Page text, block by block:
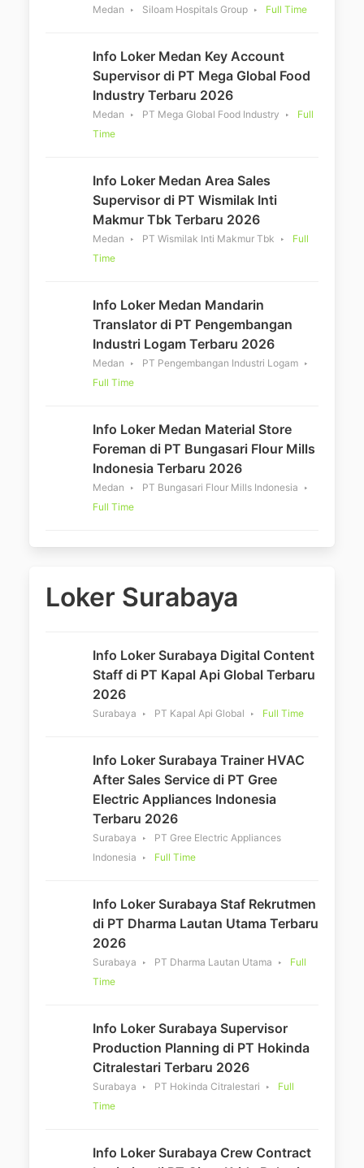
Medan Siloam Hospitals Group Full Time
Info Loker Medan Key Account
Supervisor di PT Mega Global Food
Industry Terbaru 2026
Medan PT Mega Global Food Industry
Full
Time
Info Loker Medan Area Sales
Supervisor di PT Wismilak Inti
Makmur Tbk Terbaru 2026
Medan PT Wismilak Inti Makmur Tbk
Full
Time
Info Loker Medan Mandarin
Translator di PT Pengembangan
Industri Logam Terbaru 2026
Medan
PT Pengembangan Industri Logam
Full Time
Info Loker Medan Material Store
Foreman di PT Bungasari Flour Mills
Indonesia Terbaru 2026
Medan
PT Bungasari Flour Mills Indonesia
Full Time
Loker Surabaya
Info Loker Surabaya Digital Content
Staff di PT Kapal Api Global Terbaru
2026
Surabaya PT Kapal Api Global Full Time
Info Loker Surabaya Trainer HVAC
After Sales Service di PT Gree
Electric Appliances Indonesia
Terbaru 2026
Surabaya
PT Gree Electric Appliances
Indonesia
Full Time
Info Loker Surabaya Staf Rekrutmen
di PT Dharma Lautan Utama Terbaru
2026
Surabaya PT Dharma Lautan Utama
Full
Time
Info Loker Surabaya Supervisor
Production Planning di PT Hokinda
Citralestari Terbaru 2026
Surabaya PT Hokinda Citralestari
Full
Time
Info Loker Surabaya Crew Contract